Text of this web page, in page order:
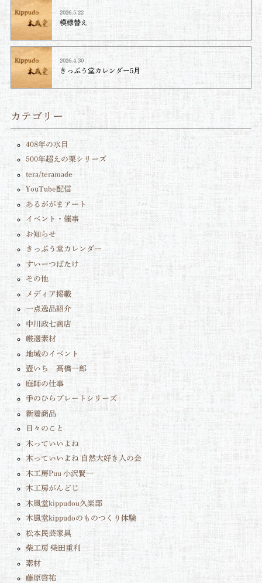
2026.5.22
模様替え
2026.4.30
きっぷう堂カレンダー5月
カテゴリー
408年の水目
500年超えの栗シリーズ
tera/teramade
YouTube配信
あるががまアート
イベント・催事
お知らせ
きっぷう堂カレンダー
すいーつばたけ
その他
メディア掲載
一点逸品紹介
中川政七商店
厳選素材
地域のイベント
壺いち 髙橋一郎
庭師の仕事
手のひらプレートシリーズ
新着商品
日々のこと
木っていいよね
木っていいよね 自然大好き人の会
木工房Puu 小沢賢一
木工房がんどじ
木風堂kippudou久楽部
木風堂kippudoのものつくり体験
松本民芸家具
柴工房 柴田重利
素材
藤原啓祐